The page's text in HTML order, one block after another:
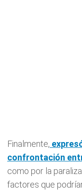
Finalmente,
confrontación
como por la
factores que